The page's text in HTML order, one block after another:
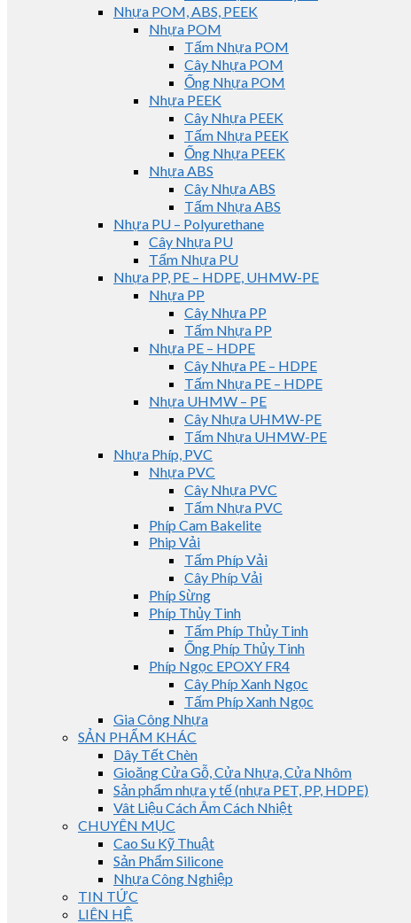
Nhựa POM, ABS, PEEK
Nhựa POM
Tấm Nhựa POM
Cây Nhựa POM
Ống Nhựa POM
Nhựa PEEK
Cây Nhựa PEEK
Tấm Nhựa PEEK
Ống Nhựa PEEK
Nhựa ABS
Cây Nhựa ABS
Tấm Nhựa ABS
Nhựa PU – Polyurethane
Cây Nhựa PU
Tấm Nhựa PU
Nhựa PP, PE – HDPE, UHMW-PE
Nhựa PP
Cây Nhựa PP
Tấm Nhựa PP
Nhựa PE – HDPE
Cây Nhựa PE – HDPE
Tấm Nhựa PE – HDPE
Nhựa UHMW – PE
Cây Nhựa UHMW-PE
Tấm Nhựa UHMW-PE
Nhựa Phíp, PVC
Nhựa PVC
Cây Nhựa PVC
Tấm Nhựa PVC
Phíp Cam Bakelite
Phip Vải
Tấm Phíp Vải
Cây Phíp Vải
Phíp Sừng
Phíp Thủy Tinh
Tấm Phíp Thủy Tinh
Ống Phíp Thủy Tinh
Phíp Ngọc EPOXY FR4
Cây Phíp Xanh Ngọc
Tấm Phíp Xanh Ngọc
Gia Công Nhựa
SẢN PHẨM KHÁC
Dây Tết Chèn
Gioăng Cửa Gỗ, Cửa Nhựa, Cửa Nhôm
Sản phẩm nhựa y tế (nhựa PET, PP, HDPE)
Vât Liệu Cách Âm Cách Nhiệt
CHUYÊN MỤC
Cao Su Kỹ Thuật
Sản Phẩm Silicone
Nhựa Công Nghiệp
TIN TỨC
LIÊN HỆ